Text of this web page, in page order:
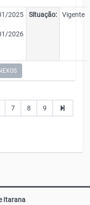
2025
2026
Situação: Vigente
7 8 9
Itarana